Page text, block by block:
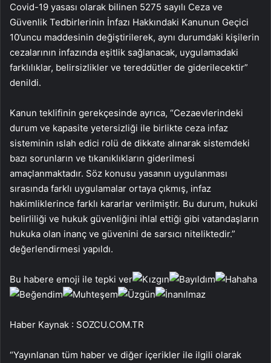
Covid-19 yasası olarak bilinen 5275 sayılı Ceza ve
Güvenlik Tedbirlerinin İnfazı Hakkındaki Kanunun Geçici
10’uncu maddesinin değiştirilerek, aynı durumdaki kişilerin
cezalarının infazında eşitlik sağlanacak, uygulamadaki
farklılıklar, belirsizlikler ve tereddütler de giderilecektir”
denildi.
Kanun teklifinin gerekçesinde ayrıca, “Cezaevlerindeki
durum ve kapasite yetersizliği ile birlikte ceza infaz
sisteminin ıslah edici rolü de dikkate alınarak sistemdeki
bazı sorunların ve tıkanıklıkların giderilmesi
amaçlanmaktadır. Söz konusu yasanın uygulanması
sırasında farklı uygulamalar ortaya çıkmış, infaz
hakimliklerince farklı kararlar verilmiştir. Bu durum, hukuki
belirliliği ve hukuk güvenliğini ihlal ettiği gibi vatandaşların
hukuka olan inanç ve güvenini de sarsıcı niteliktedir.”
değerlendirmesi yapıldı.
Bu habere emoji ile tepki ver
Haber Kaynak : SOZCU.COM.TR
“Yayınlanan tüm haber ve diğer içerikler ile ilgili olarak